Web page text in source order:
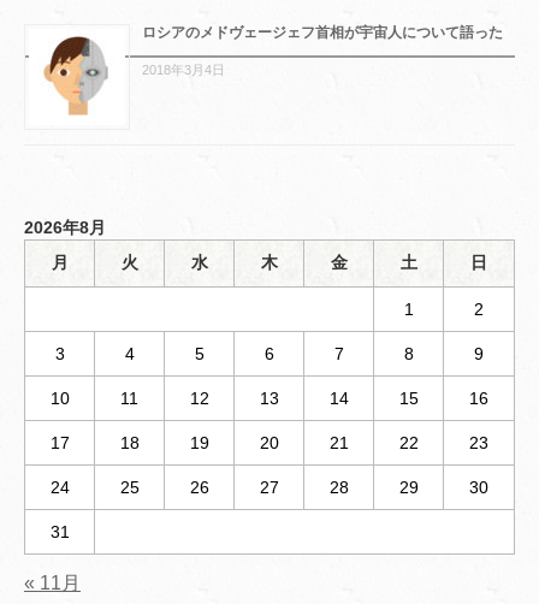
ロシアのメドヴェージェフ首相が宇宙人について語った
2018年3月4日
2026年8月
月
火 水 木 金 土 日
1 2
3 4 5 6 7 8 9
10 11 12 13 14 15 16
17 18 19 20 21 22 23
24 25 26 27 28 29 30
31
« 11月